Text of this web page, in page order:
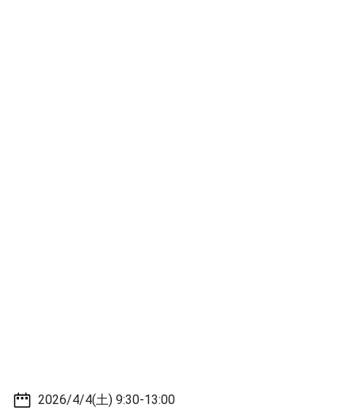
2026/4/4(土) 9:30-13:00